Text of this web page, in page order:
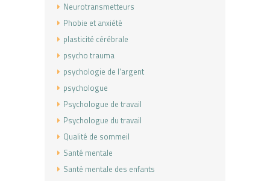
Neurotransmetteurs
Phobie et anxiété
plasticité cérébrale
psycho trauma
psychologie de l'argent
psychologue
Psychologue de travail
Psychologue du travail
Qualité de sommeil
Santé mentale
Santé mentale des enfants